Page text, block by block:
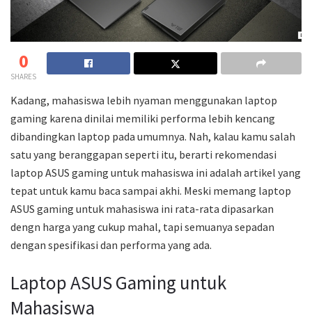
0
SHARES
Kadang, mahasiswa lebih nyaman menggunakan laptop
gaming karena dinilai memiliki performa lebih kencang
dibandingkan laptop pada umumnya. Nah, kalau kamu salah
satu yang beranggapan seperti itu, berarti rekomendasi
laptop ASUS gaming untuk mahasiswa ini adalah artikel yang
tepat untuk kamu baca sampai akhi. Meski memang laptop
ASUS gaming untuk mahasiswa ini rata-rata dipasarkan
dengn harga yang cukup mahal, tapi semuanya sepadan
dengan spesifikasi dan performa yang ada.
Laptop ASUS Gaming untuk
Mahasiswa